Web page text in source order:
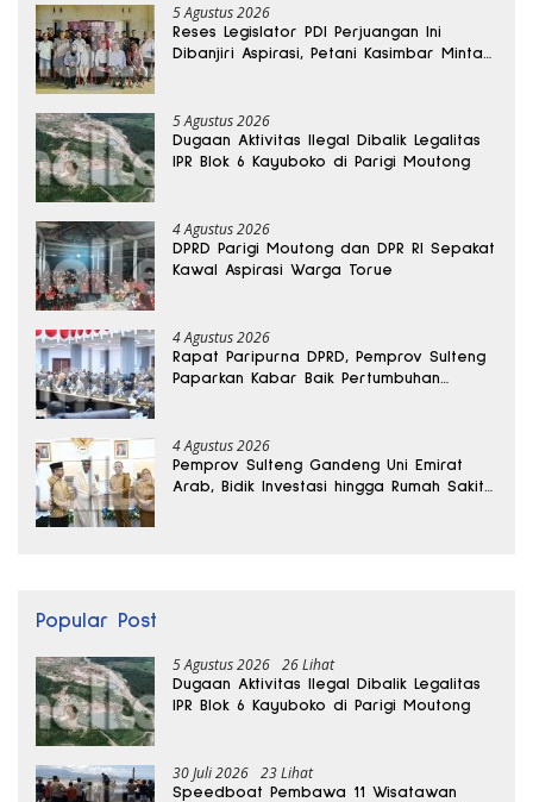
5 Agustus 2026
Reses Legislator PDI Perjuangan Ini
Dibanjiri Aspirasi, Petani Kasimbar Minta
5 Agustus 2026
Dugaan Aktivitas Ilegal Dibalik Legalitas
IPR Blok 6 Kayuboko di Parigi Moutong
4 Agustus 2026
DPRD Parigi Moutong dan DPR RI Sepakat
Kawal Aspirasi Warga Torue
4 Agustus 2026
Rapat Paripurna DPRD, Pemprov Sulteng
Paparkan Kabar Baik Pertumbuhan
4 Agustus 2026
Pemprov Sulteng Gandeng Uni Emirat
Arab, Bidik Investasi hingga Rumah Sakit
Popular Post
5 Agustus 2026 26 Lihat
Dugaan Aktivitas Ilegal Dibalik Legalitas
IPR Blok 6 Kayuboko di Parigi Moutong
30 Juli 2026 23 Lihat
Speedboat Pembawa 11 Wisatawan